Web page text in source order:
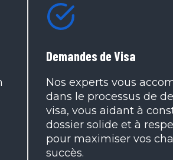
Demandes de Visa
Nos experts vous
dans le processus de
visa, vous aidant à
dossier solide et à
pour maximiser vos
succès.